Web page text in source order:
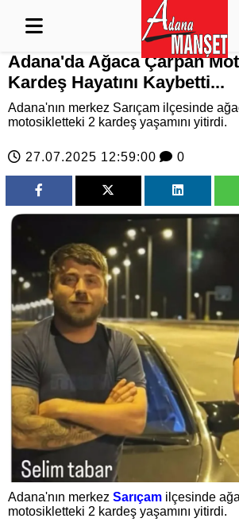
Adana'da Ağaca Çarpan
Kardeş Hayatını Kaybetti...
Adana'nın merkez Sarıçam ilçesinde
motosikletteki 2 kardeş yaşamını yitirdi.
27.07.2025 12:59:00 0
Adana'nın merkez Sarıçam ilçesinde
motosikletteki 2 kardeş yaşamını yitirdi.